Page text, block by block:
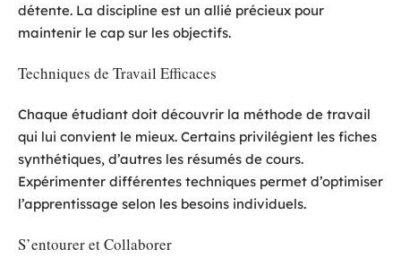
détente. La discipline est un allié précieux pour
maintenir le cap sur les objectifs.
Techniques de Travail Efficaces
Chaque étudiant doit découvrir la méthode de travail
qui lui convient le mieux. Certains privilégient les fiches
synthétiques, d’autres les résumés de cours.
Expérimenter différentes techniques permet d’optimiser
l’apprentissage selon les besoins individuels.
S’entourer et Collaborer